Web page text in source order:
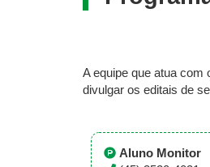
A equipe que atua com
divulgar os editais de
Aluno Monitor